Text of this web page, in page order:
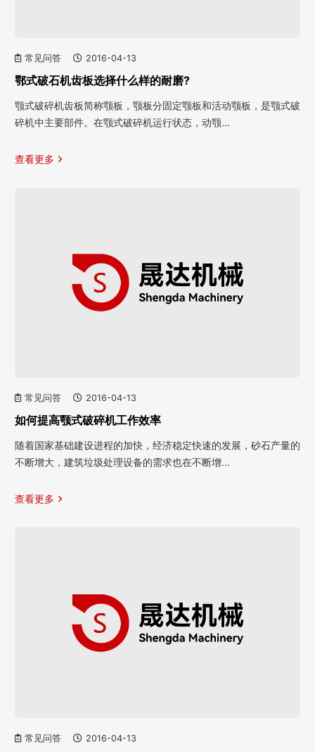
常见问答 2016-04-13
鄂式破石机齿板选择什么样的耐磨?
颚式破碎机齿板简称颚板，颚板分固定颚板和活动颚板，是颚式破
碎机中主要部件。在颚式破碎机运行状态，动颚…
查看更多
常见问答 2016-04-13
如何提高颚式破碎机工作效率
随着国家基础建设进程的加快，经济稳定快速的发展，砂石产量的
不断增大，建筑垃圾处理设备的需求也在不断增…
查看更多
常见问答 2016-04-13